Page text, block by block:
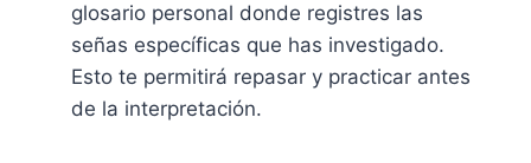
glosario personal donde registres las
señas específicas que has investigado.
Esto te permitirá repasar y practicar antes
de la interpretación.